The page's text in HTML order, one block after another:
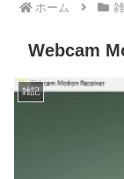
ホーム
Webcam
雑記